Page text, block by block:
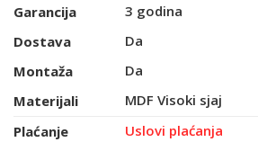
Garancija
3 godina
Dostava
Da
Montaža
Da
Materijali
MDF Visoki sjaj
Plaćanje
Uslovi plaćanja